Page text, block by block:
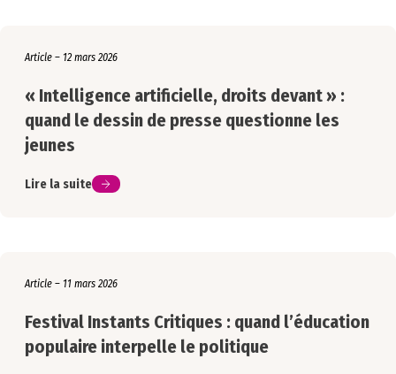
Article – 12 mars 2026
« Intelligence artificielle, droits devant » :
quand le dessin de presse questionne les
jeunes
Lire la suite
Article – 11 mars 2026
Festival Instants Critiques : quand l’éducation
populaire interpelle le politique